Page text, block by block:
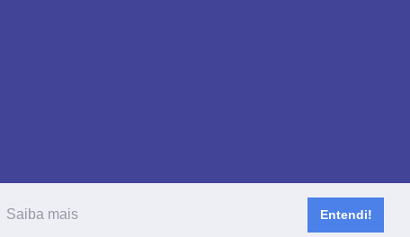
Saiba mais Entendi!